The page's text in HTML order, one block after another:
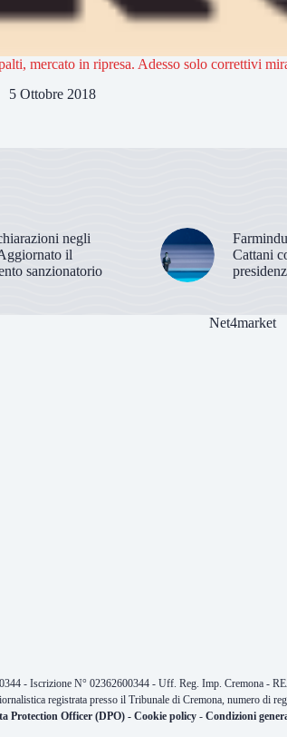
mercato in ripresa. Adesso solo correttivi
5 Ottobre 2018
negli
il
sanzionatorio
Cattani
Net4market
- Iscrizione N° 02362600344 - Uff. Reg. Imp. Cremona -
registrata presso il Tribunale di Cremona, numero di
Protection Officer (DPO) -Cookie policy -Condizioni